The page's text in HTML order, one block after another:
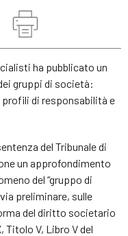
ha pubblicato un
gruppi di società:
di responsabilità e
del Tribunale di
un approfondimento
del “gruppo di
preliminare, sulle
del diritto societario
Titolo V, Libro V del